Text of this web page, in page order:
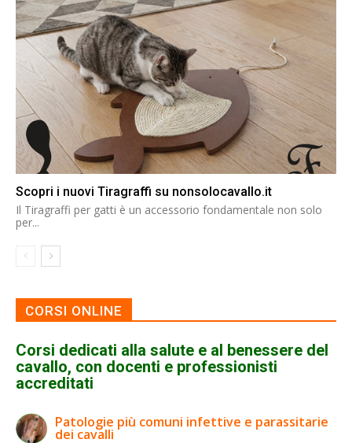
Scopri i nuovi Tiragraffi su nonsolocavallo.it
Il Tiragraffi per gatti è un accessorio fondamentale non solo
per...
CORSI ONLINE
Corsi dedicati alla salute e al benessere del
cavallo, con docenti e professionisti
accreditati
Patologie più comuni infettive e parassitarie
dei cavalli